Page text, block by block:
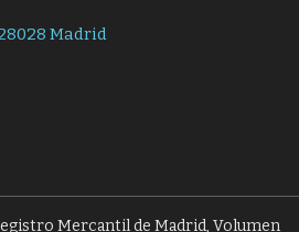
Madrid
Mercantil de Madrid, Volumen